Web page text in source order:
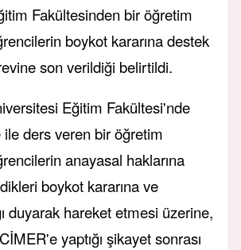
Fakültesinden bir öğretim
boykot kararına destek
son verildiği belirtildi.
Eğitim Fakültesi'nde
ders veren bir öğretim
anayasal haklarına
boykot kararına ve
duyarak hareket etmesi üzerine,
yaptığı şikayet sonrası